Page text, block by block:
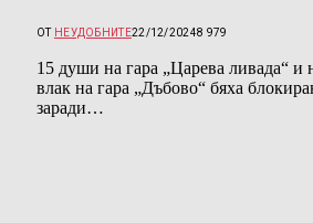
ОТ НЕУДОБНИТЕ22/12/20248 979
15 души на гара „Царева ливада“ и
влак на гара „Дъбово“ бяха
заради…